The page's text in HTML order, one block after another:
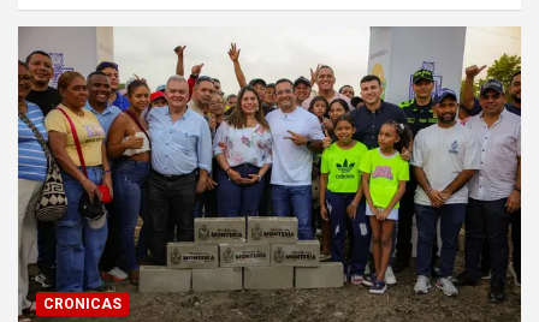
CRONICAS